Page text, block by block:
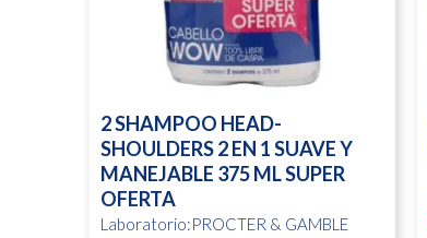
2 SHAMPOO HEAD-
SHOULDERS 2 EN 1 SUAVE Y
MANEJABLE 375 ML SUPER
OFERTA
Laboratorio:PROCTER & GAMBLE